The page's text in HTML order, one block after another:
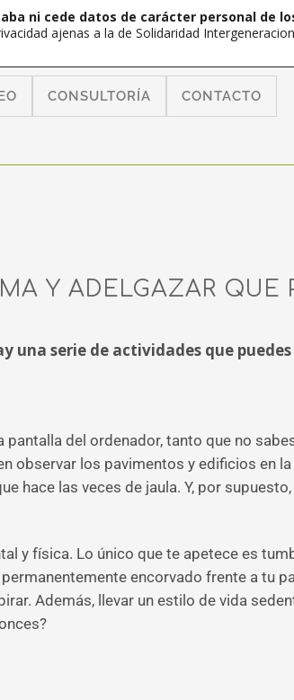
CONSULTORÍA CONTACTO
Y ADELGAZAR QUE
una serie de actividades que
del ordenador, tanto que no
observar los pavimentos y edificios en
hace las veces de jaula. Y, por
y física. Lo único que te apetece es
encorvado frente a tu
Además, llevar un estilo de vida
ni cede datos de carácter personal de
ajenas a la de Solidaridad